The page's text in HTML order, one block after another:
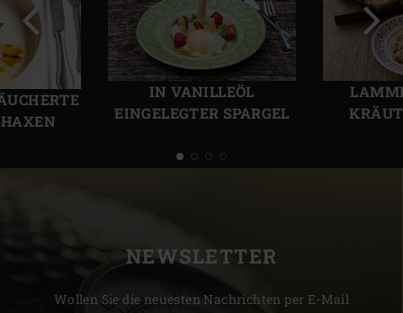
IN VANILLEÖL
EINGELEGTER SPARGEL
Vorherige
Folie
NEWSLETTER
Wollen Sie die neuesten Nachrichten per E-Mail